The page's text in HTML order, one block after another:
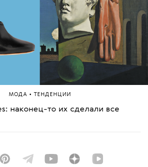
МОДА • ТЕНДЕНЦИИ
наконец-то их сделали все